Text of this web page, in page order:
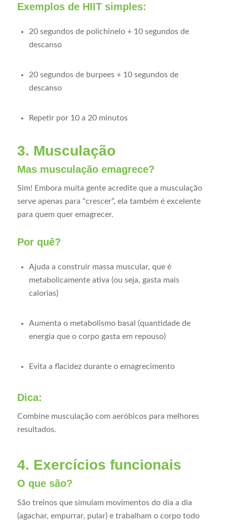
Exemplos de HIIT simples:
20 segundos de polichinelo + 10 segundos de
descanso
20 segundos de burpees + 10 segundos de
descanso
Repetir por 10 a 20 minutos
3. Musculação
Mas musculação emagrece?
Sim! Embora muita gente acredite que a musculação
serve apenas para “crescer”, ela também é excelente
para quem quer emagrecer.
Por quê?
Ajuda a construir massa muscular, que é
metabolicamente ativa (ou seja, gasta mais
calorias)
Aumenta o metabolismo basal (quantidade de
energia que o corpo gasta em repouso)
Evita a flacidez durante o emagrecimento
Dica:
Combine musculação com aeróbicos para melhores
resultados.
4. Exercícios funcionais
O que são?
São treinos que simulam movimentos do dia a dia
(agachar, empurrar, pular) e trabalham o corpo todo